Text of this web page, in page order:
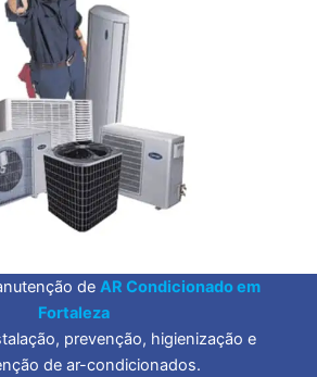
de AR Condicionado em
Fortaleza
prevenção, higienização e
de ar-condicionados.